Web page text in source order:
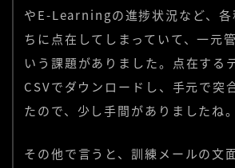
やE-Learningの進捗状況など、各
ちに点在してしまっていて、一元
いう課題がありました。点在する
CSVでダウンロードし、手元で突
たので、少し手間がありましたね。
その他で言うと、訓練メールの文